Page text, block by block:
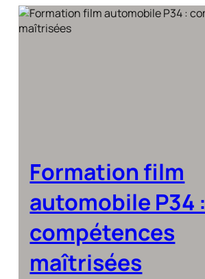
Formation film
automobile P34 :
compétences
maîtrisées